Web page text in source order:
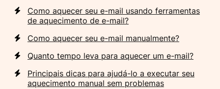
Como aquecer seu e-mail usando ferramentas
de aquecimento de e-mail?
Como aquecer seu e-mail manualmente?
Quanto tempo leva para aquecer um e-mail?
Principais dicas para ajudá-lo a executar seu
aquecimento manual sem problemas